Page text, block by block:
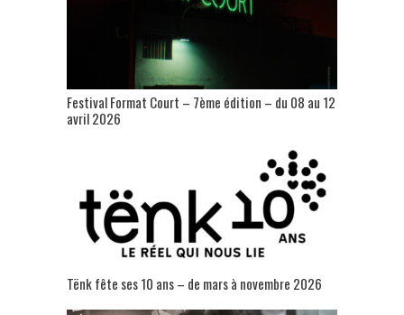
Festival Format Court – 7ème édition – du 08 au 12
avril 2026
Tënk fête ses 10 ans – de mars à novembre 2026